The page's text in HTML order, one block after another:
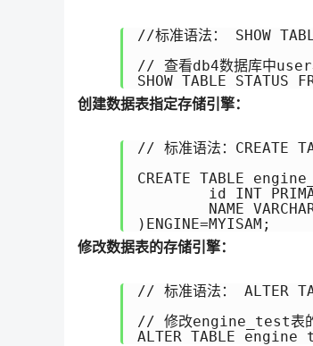
//标准语法： SHOW
// 查看db4数据库中user
SHOW TABLE STATUS
创建数据表指定存储引擎：
// 标准语法：CREATE
CREATE TABLE
)ENGINE=MYISAM;
修改数据表的存储引擎：
// 标准语法： ALTER
// 修改engine_test表的
ALTER TABLE